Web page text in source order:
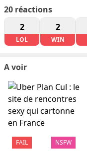
20 réactions
2
LOL
2
WIN
A voir
FAIL NSFW